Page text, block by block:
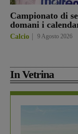
Campionato di
domani i
Calcio 9 Agosto 2026
In Vetrina